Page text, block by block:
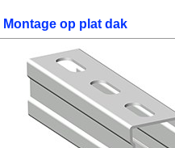
Montage op plat dak